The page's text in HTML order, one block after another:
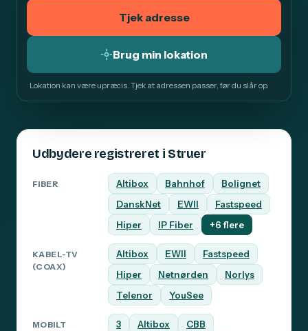
Tjek adresse
Brug min lokation
Lokation kan være upræcis. Tjek at adressen passer, før du slår op.
Udbydere registreret i Struer
FIBER Altibox Bahnhof
Bolignet
DanskNet
EWII
Fastspeed
Hiper
IP Fiber +6 flere
KABEL-TV
(COAX)
Altibox EWII
Fastspeed
Hiper
Netnørden
Norlys
Telenor
YouSee
MOBILT
3 Altibox
CBB